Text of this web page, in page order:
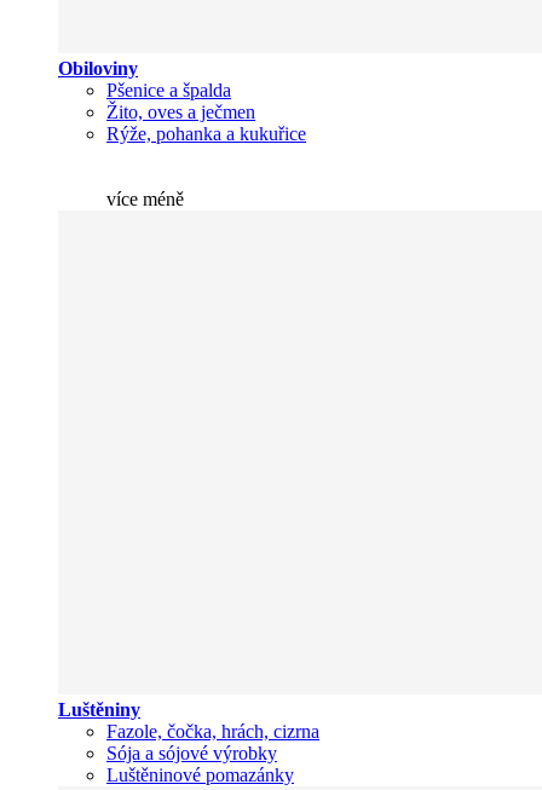
Obiloviny
Pšenice a špalda
Žito, oves a ječmen
Rýže, pohanka a kukuřice
více méně
Luštěniny
Fazole, čočka, hrách, cizrna
Sója a sójové výrobky
Luštěninové pomazánky